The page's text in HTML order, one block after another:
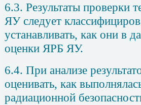
6.3. Результаты проверки
ЯУ следует
устанавливать, как они в
оценки ЯРБ ЯУ.
6.4. При анализе
оценивать, как
радиационной